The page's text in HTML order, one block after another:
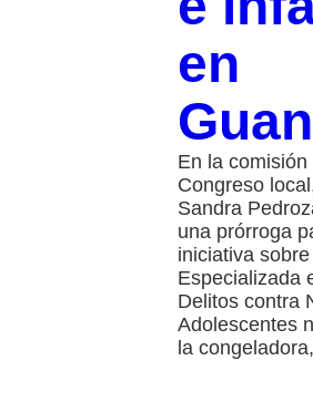
en
En la comisión
Congreso
Sandra
una prórroga
iniciativa
Especializada
Delitos contra
Adolescentes
la